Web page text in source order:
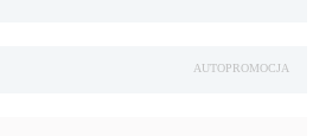
AUTOPROMOCJA